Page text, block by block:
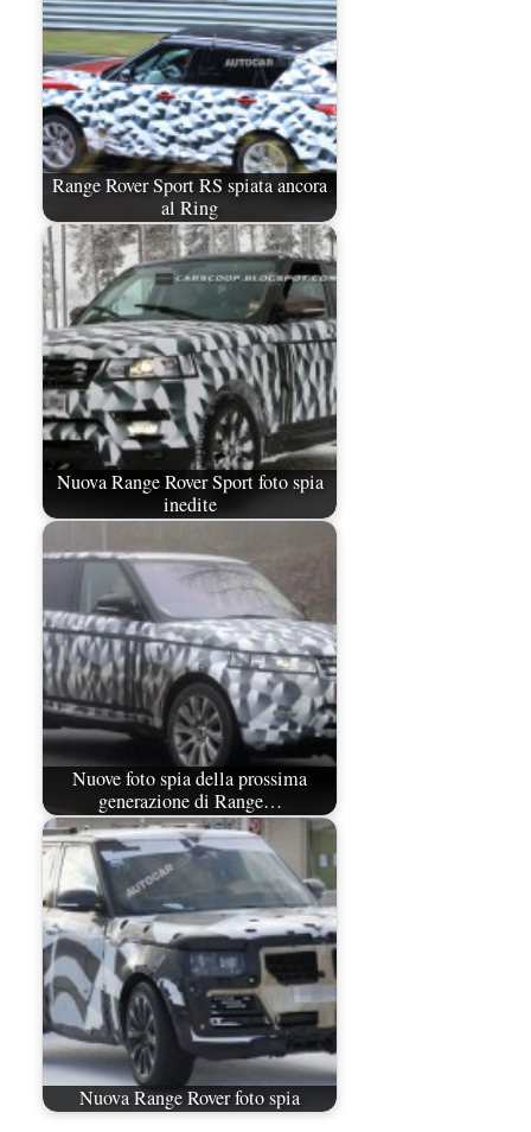
Range Rover Sport RS spiata ancora
al Ring
Nuova Range Rover Sport foto spia
inedite
Nuove foto spia della prossima
generazione di Range…
Nuova Range Rover foto spia